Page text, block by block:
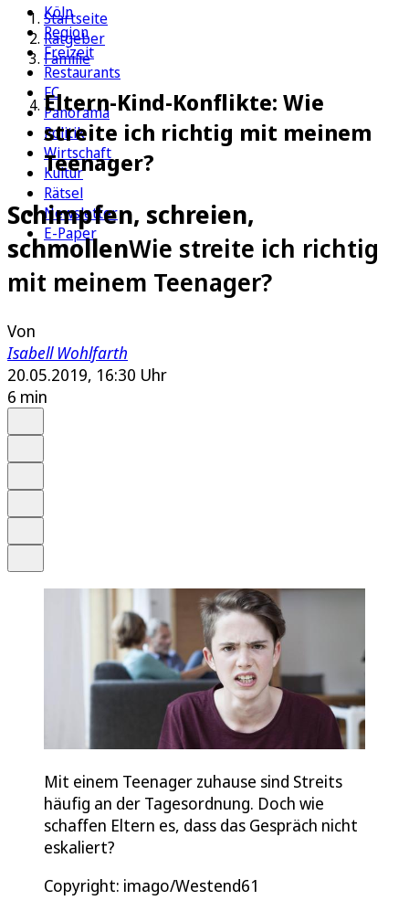
Köln
Region
Freizeit
Restaurants
FC
Panorama
Politik
Wirtschaft
Kultur
Rätsel
Newsletter
E-Paper
Startseite
Ratgeber
Familie
Eltern-Kind-Konflikte: Wie
streite ich richtig mit meinem
Teenager?
Schimpfen, schreien,
schmollenWie streite ich richtig
mit meinem Teenager?
Von
Isabell Wohlfarth
20.05.2019, 16:30 Uhr
6 min
Mit einem Teenager zuhause sind Streits
häufig an der Tagesordnung. Doch wie
schaffen Eltern es, dass das Gespräch nicht
eskaliert?
Copyright: imago/Westend61